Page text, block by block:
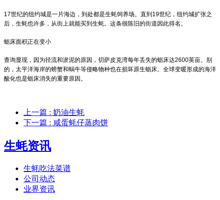
17世纪的纽约城是一片海边，到处都是生蚝饲养场。直到19世纪，纽约城扩张之
后，生蚝也许多，从街上就能买到生蚝。这条很陈旧的街道因此得名。
蛎床面积正在变小
查询显现，因为径流和淤泥的原因，切萨皮克湾每年丢失的蛎床达2600英亩。别
的，太平洋海岸的螃蟹和蜗牛等侵略物种也在损坏原生蛎床。全球变暖形成的海洋
酸化也是蛎床消失的重要原因。
上一篇 : 奶油生蚝
下一篇 : 咸蛋蚝仔蒸肉饼
生蚝资讯
生蚝吃法菜谱
公司动态
业界资讯